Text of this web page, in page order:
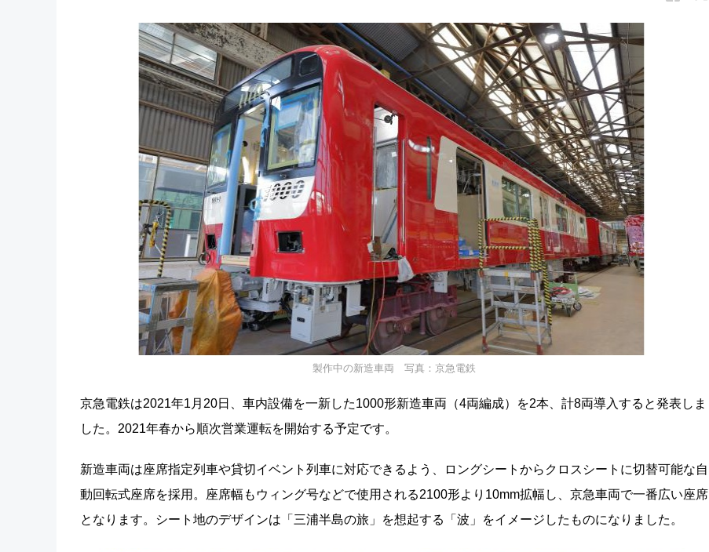
製作中の新造車両 写真：京急電鉄
京急電鉄は2021年1月20日、車内設備を一新した1000形新造車両（4両編成）を2本、計8両導入すると発表しま
した。2021年春から順次営業運転を開始する予定です。
新造車両は座席指定列車や貸切イベント列車に対応できるよう、ロングシートからクロスシートに切替可能な自
動回転式座席を採用。座席幅もウィング号などで使用される2100形より10mm拡幅し、京急車両で一番広い座席
となります。シート地のデザインは「三浦半島の旅」を想起する「波」をイメージしたものになりました。